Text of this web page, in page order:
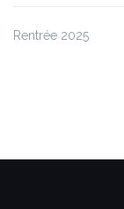
Rentrée 2025